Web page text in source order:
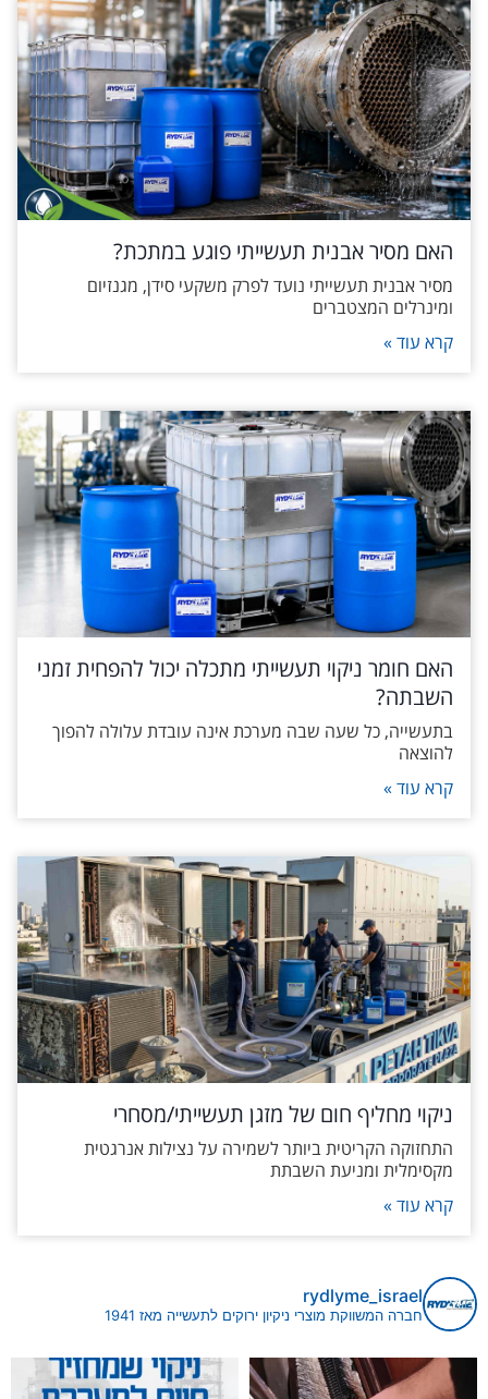
האם מסיר אבנית תעשייתי פוגע במתכת?
מסיר אבנית תעשייתי נועד לפרק משקעי סידן, מגנזיום
ומינרלים המצטברים
קרא עוד »
האם חומר ניקוי תעשייתי מתכלה יכול להפחית זמני
השבתה?
בתעשייה, כל שעה שבה מערכת אינה עובדת עלולה להפוך
להוצאה
קרא עוד »
ניקוי מחליף חום של מזגן תעשייתי/מסחרי
התחזוקה הקריטית ביותר לשמירה על נצילות אנרגטית
מקסימלית ומניעת השבתת
קרא עוד »
rydlyme_israel
חברה המשווקת מוצרי ניקיון ירוקים לתעשייה מאז 1941
במערכות קירור ומיזוג היא לא